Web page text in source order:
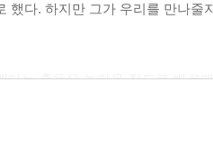
했다. 하지만 그가 우리를 만나줄
다는 충동은 놀라울 정도로 빠르
머니의 머리를 마구 내려쳤다.